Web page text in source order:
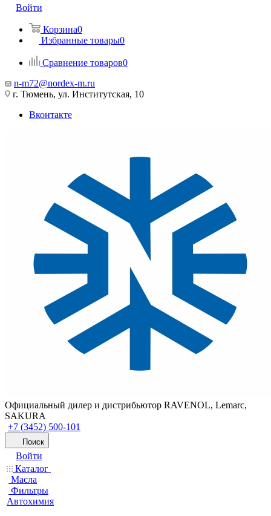
Войти
Корзина0
Избранные товары0
Сравнение товаров0
n-m72@nordex-m.ru
г. Тюмень, ул. Институтская, 10
Вконтакте
Официальный дилер и дистрибьютор RAVENOL, Lemarc,
SAKURA
+7 (3452) 500-101
Поиск
Войти
Каталог
Масла
Фильтры
Автохимия